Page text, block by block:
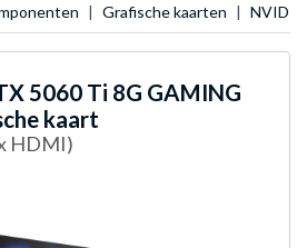
Grafische kaarten
5060 Ti 8G GAMING
kaart
HDMI)